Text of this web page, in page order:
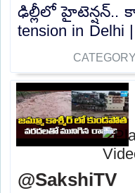
ఢిల్లీలో హైటెన్షన్..
tension in Delhi
@SakshiTV